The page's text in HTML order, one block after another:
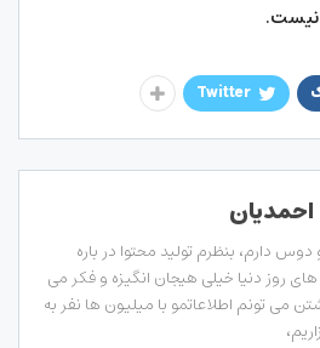
Twitter
دارم، بنظرم تولید محتوا در باره
روز دنیا خیلی هیجان انگیزه و فکر می
می تونم اطلاعاتمو با میلیون ها نفر به